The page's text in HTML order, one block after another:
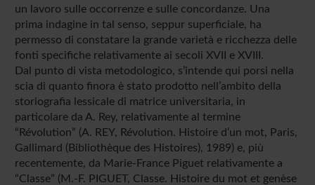
un lavoro sulle occorrenze e sulle concordanze. Una
prima indagine in tal senso, seppur superficiale, ha
permesso di constatare la grande varietà e ricchezza delle
fonti specifiche relativamente ai secoli XVII e XVIII.
Dal punto di vista metodologico, s’intende qui porsi nella
scia di quanto finora è stato prodotto nell’ambito della
storiografia lessicale di matrice universitaria, in
particolare da A. Rey, relativamente al termine
“Révolution” (A. REY, Révolution. Histoire d’un mot, Paris,
Gallimard (Bibliothèque des Histoires), 1989) e, più
recentemente, da Marie-France Piguet relativamente a
“Classe” (M.-F. PIGUET, Classe. Histoire du mot et genèse